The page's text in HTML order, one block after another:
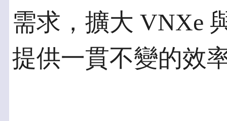
需求，擴大 VNXe
提供一貫不變的效